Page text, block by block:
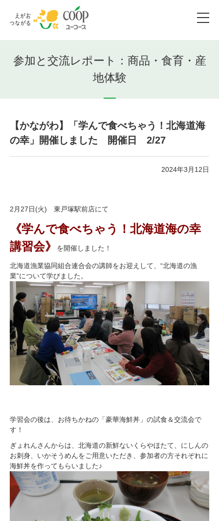
参加と交流レポート：商品・食育・産
地体験
【かながわ】「学んで食べちゃう！北海道海
の幸」開催しました 開催日 2/27
2024年3月12日
2月27日(火) 東戸塚駅前店にて
《学んで食べちゃう！北海道海の幸
講習会》
を開催しました！
北海道漁業協同組合連合会の講師をお迎えして、“北海道の漁
業”について学びました。
学習会の後は、お待ちかねの「豪華海鮮丼」の試食＆交流会で
す！
ぎょれんさんからは、北海道の新鮮ないくらやほたて、にしんの
お刺身、いかそうめんをご用意いただき、参加者の方それぞれに
海鮮丼を作ってもらいました♪